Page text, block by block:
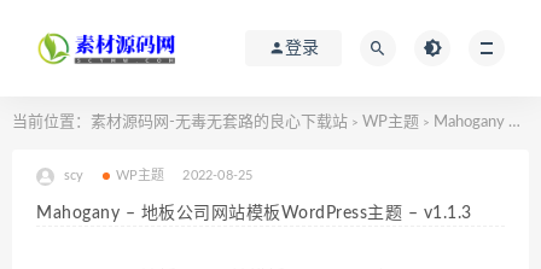
登录
当前位置： 素材源码网-无毒无套路的良心下载站 > WP主题 > Mahogany – 地板公司网站模板WordPress主题 – v1.1.3
scy WP主题 2022-08-25
Mahogany – 地板公司网站模板WordPress主题 – v1.1.3